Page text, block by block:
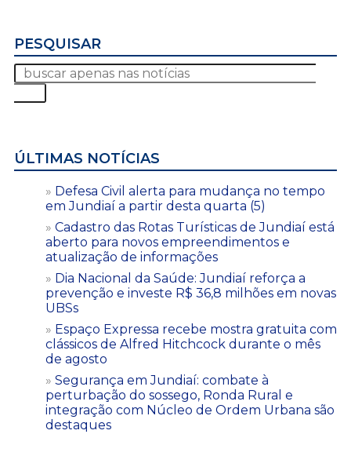
PESQUISAR
ÚLTIMAS NOTÍCIAS
Defesa Civil alerta para mudança no tempo
em Jundiaí a partir desta quarta (5)
Cadastro das Rotas Turísticas de Jundiaí está
aberto para novos empreendimentos e
atualização de informações
Dia Nacional da Saúde: Jundiaí reforça a
prevenção e investe R$ 36,8 milhões em novas
UBSs
Espaço Expressa recebe mostra gratuita com
clássicos de Alfred Hitchcock durante o mês
de agosto
Segurança em Jundiaí: combate à
perturbação do sossego, Ronda Rural e
integração com Núcleo de Ordem Urbana são
destaques